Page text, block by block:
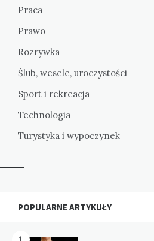
Praca
Prawo
Rozrywka
Ślub, wesele, uroczystości
Sport i rekreacja
Technologia
Turystyka i wypoczynek
Widgets
POPULARNE ARTYKUŁY